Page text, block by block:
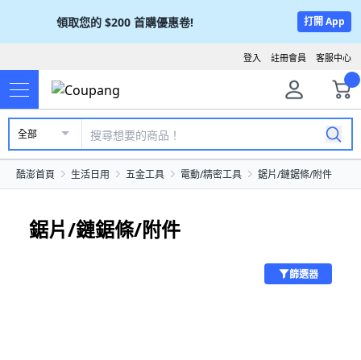
領取您的 $200 首購優惠卷! 打開 App
客服中心
註冊會員
登入
全部
酷澎首頁 生活日用 五金工具 電動/精密工具 鋸片/鏈鋸條/附件
鋸片/鏈鋸條/附件
篩選器